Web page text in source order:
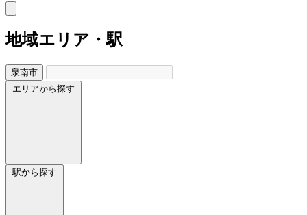
地域エリア・駅
泉南市
エリアから探す
駅から探す